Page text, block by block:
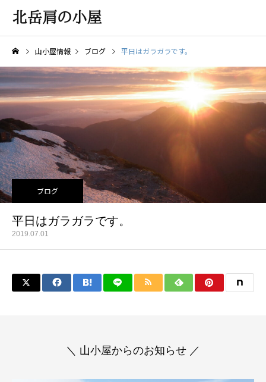
山小屋情報 ブログ 平日はガラガラです。
ブログ
平日はガラガラです。
2019.07.01
＼ 山小屋からのお知らせ ／